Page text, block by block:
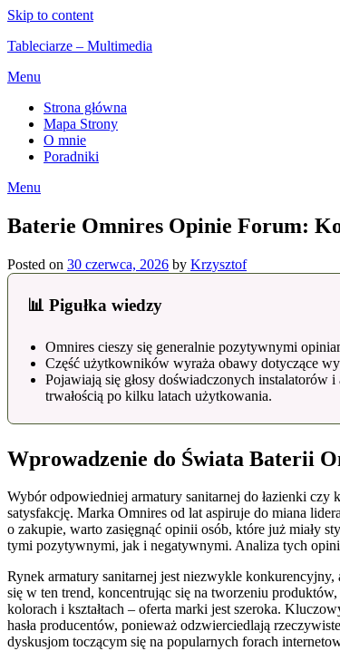
Skip to content
Tableciarze – Multimedia
Menu
Strona główna
Mapa Strony
O mnie
Poradniki
Menu
Baterie Omnires Opinie Forum:
Posted on 30 czerwca, 2026 by Krzysztof
📊 Pigułka wiedzy
Omnires cieszy się generalnie pozytywnymi
Część użytkowników wyraża obawy dotyczące
Pojawiają się głosy doświadczonych instalatorów
trwałością po kilku latach użytkowania.
Wprowadzenie do Świata Baterii
Wybór odpowiedniej armatury sanitarnej do łazienki
satysfakcję. Marka Omnires od lat aspiruje do miana
o zakupie, warto zasięgnąć opinii osób, które już miały
tymi pozytywnymi, jak i negatywnymi. Analiza tych
Rynek armatury sanitarnej jest niezwykle
się w ten trend, koncentrując się na tworzeniu
kolorach i kształtach – oferta marki jest szeroka.
hasła producentów, ponieważ odzwierciedlają
dyskusjom toczącym się na popularnych forach